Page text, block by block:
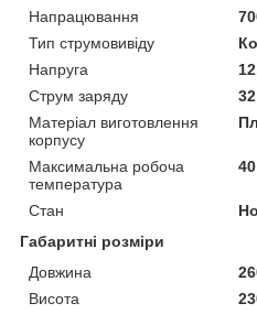
Напрацювання
Тип струмовивіду
Напруга
Струм заряду
Матеріал виготовлення
корпусу
Максимальна робоча
температура
Стан
Габаритні розміри
Довжина
Висота